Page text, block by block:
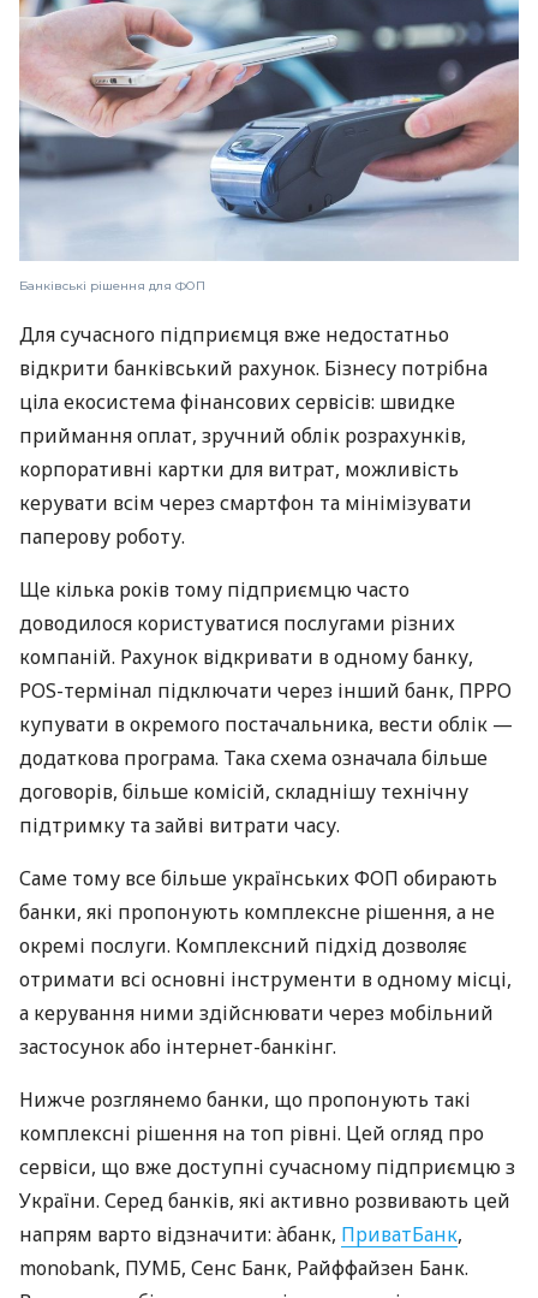
Банківські рішення для ФОП
Для сучасного підприємця вже недостатньо
відкрити банківський рахунок. Бізнесу потрібна
ціла екосистема фінансових сервісів: швидке
приймання оплат, зручний облік розрахунків,
корпоративні картки для витрат, можливість
керувати всім через смартфон та мінімізувати
паперову роботу.
Ще кілька років тому підприємцю часто
доводилося користуватися послугами різних
компаній. Рахунок відкривати в одному банку,
POS-термінал підключати через інший банк, ПРРО
купувати в окремого постачальника, вести облік —
додаткова програма. Така схема означала більше
договорів, більше комісій, складнішу технічну
підтримку та зайві витрати часу.
Саме тому все більше українських ФОП обирають
банки, які пропонують комплексне рішення, а не
окремі послуги. Комплексний підхід дозволяє
отримати всі основні інструменти в одному місці,
а керування ними здійснювати через мобільний
застосунок або інтернет-банкінг.
Нижче розглянемо банки, що пропонують такі
комплексні рішення на топ рівні. Цей огляд про
сервіси, що вже доступні сучасному підприємцю з
України. Серед банків, які активно розвивають цей
напрям варто відзначити: àбанк, ПриватБанк,
monobank, ПУМБ, Сенс Банк, Райффайзен Банк.